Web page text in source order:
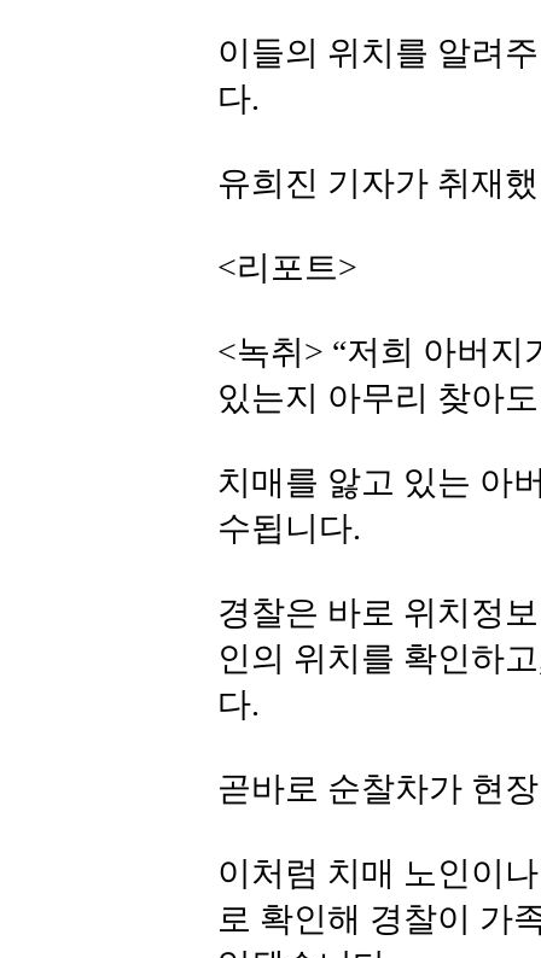
이들의 위치를 알려
다.
유희진 기자가 취재
<리포트>
<녹취> “저희 아버
있는지 아무리 찾아
치매를 앓고 있는 아
수됩니다.
경찰은 바로 위치정
인의 위치를 확인하
다.
곧바로 순찰차가 현
이처럼 치매 노인이
로 확인해 경찰이 가